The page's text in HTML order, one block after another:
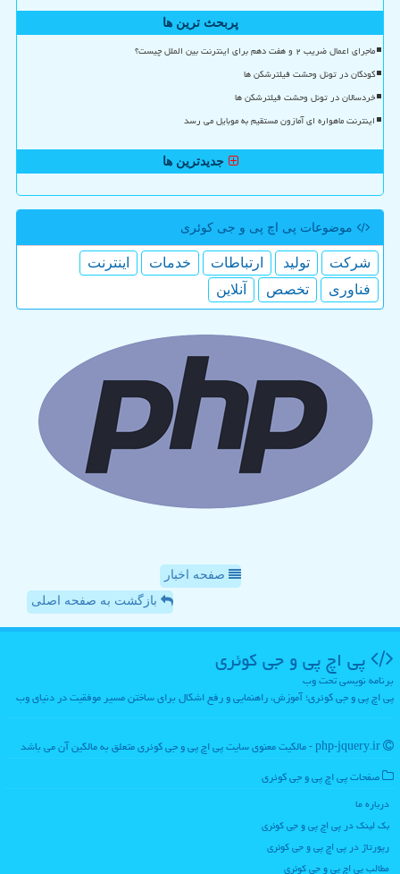
پربحث ترین ها
ماجرای اعمال ضریب ۲ و هفت دهم برای اینترنت بین الملل چیست؟
کودکان در تونل وحشت فیلترشکن ها
خردسالان در تونل وحشت فیلترشکن ها
اینترنت ماهواره ای آمازون مستقیم به موبایل می رسد
جدیدترین ها
موضوعات پی اچ پی و جی كوئری
شركت تولید ارتباطات خدمات
اینترنت
فناوری
تخصص آنلاین
صفحه اخبار
بازگشت به صفحه اصلی
پی اچ پی و جی كوئری
برنامه نویسی تحت وب
پی اچ پی و جی کوئری؛ آموزش، راهنمایی و رفع اشکال برای ساختن مسیر موفقیت در دنیای وب
صفحات پی اچ پی و جی كوئری
درباره ما
بک لینک در پی اچ پی و جی كوئری
رپورتاژ در پی اچ پی و جی كوئری
مطالب پی اچ پی و جی كوئری